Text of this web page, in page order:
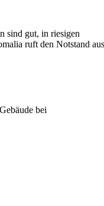
sind gut, in riesigen
ruft den Notstand
bei